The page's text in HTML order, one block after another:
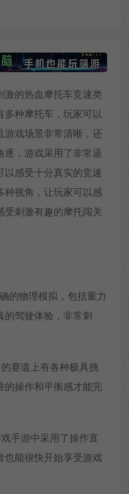
激的热血摩托车竞速类
多种摩托车，玩家可以
游戏场景非常清晰，还
，游戏采用了非常逼
感受十分真实的竞速
种视角，让玩家可以感
受刺激有趣的摩托闯关
的物理模拟，包括重力
的驾驶体验，非常刺
赛道上有各种极具挑
的操作和平衡感才能完
手游中采用了操作直
也能很快开始享受游戏